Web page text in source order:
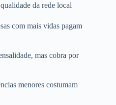
da rede local
com mais vidas pagam
mas cobra por
menores costumam